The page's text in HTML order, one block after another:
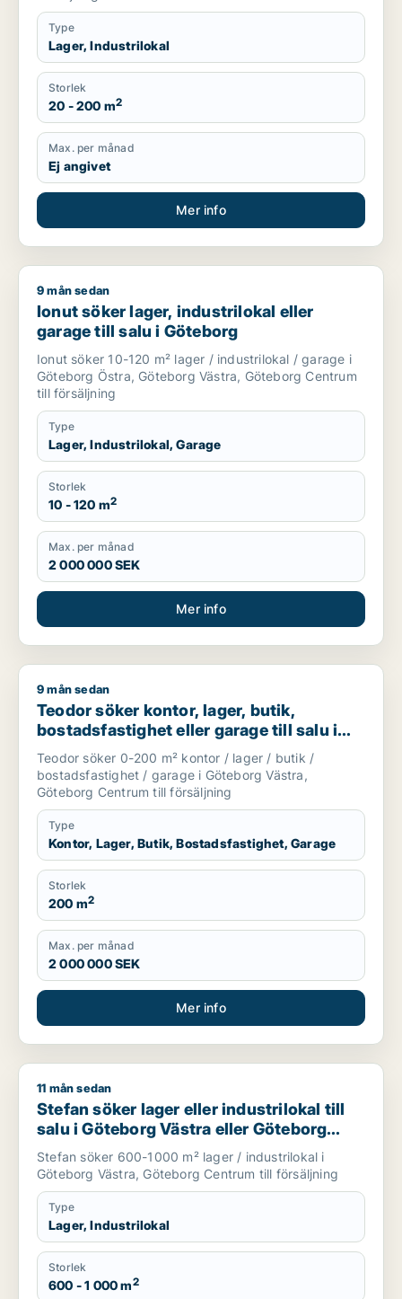
Type
Lager, Industrilokal
Storlek
20 - 200 m2
Max. per månad
Ej angivet
Mer info
Ionut söker lager, industrilokal eller garage till salu i
9 mån sedan
Ionut söker lager, industrilokal eller
garage till salu i Göteborg
Ionut söker 10-120 m² lager / industrilokal / garage i
Göteborg Östra, Göteborg Västra, Göteborg Centrum
till försäljning
Type
Lager, Industrilokal, Garage
Storlek
10 - 120 m2
Max. per månad
2 000 000 SEK
Mer info
Teodor söker kontor, lager, butik, bostadsfastighet eller
9 mån sedan
Teodor söker kontor, lager, butik,
bostadsfastighet eller garage till salu i
Göteborg Västra eller Göteborg Centrum
Teodor söker 0-200 m² kontor / lager / butik /
bostadsfastighet / garage i Göteborg Västra,
Göteborg Centrum till försäljning
Type
Kontor, Lager, Butik, Bostadsfastighet, Garage
Storlek
200 m2
Max. per månad
2 000 000 SEK
Mer info
Stefan söker lager eller industrilokal till salu i Göteborg
11 mån sedan
Stefan söker lager eller industrilokal till
salu i Göteborg Västra eller Göteborg
Centrum
Stefan söker 600-1000 m² lager / industrilokal i
Göteborg Västra, Göteborg Centrum till försäljning
Type
Lager, Industrilokal
Storlek
600 - 1 000 m2